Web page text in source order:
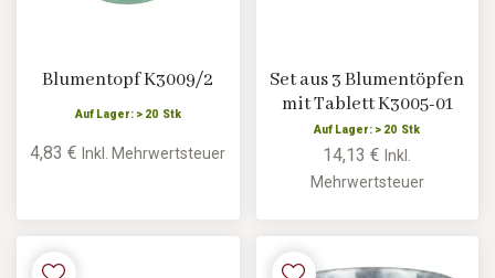
Blumentopf K3009/2
Auf Lager: > 20 Stk
4,83 €Inkl. Mehrwertsteuer
Set aus 3 Blumentöpfen
mit Tablett K3005-01
Auf Lager: > 20 Stk
14,13 €Inkl.
Mehrwertsteuer